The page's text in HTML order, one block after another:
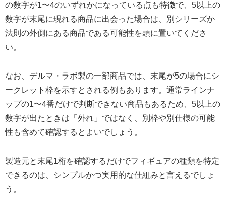
の数字が1〜4のいずれかになっている点も特徴で、5以上の
数字が末尾に現れる商品に出会った場合は、別シリーズか
法則の外側にある商品である可能性を頭に置いてくださ
い。
なお、デルマ・ラボ製の一部商品では、末尾が5の場合にシ
ークレット枠を示すとされる例もあります。通常ラインナ
ップの1〜4番だけで判断できない商品もあるため、5以上の
数字が出たときは「外れ」ではなく、別枠や別仕様の可能
性も含めて確認するとよいでしょう。
製造元と末尾1桁を確認するだけでフィギュアの種類を特定
できるのは、シンプルかつ実用的な仕組みと言えるでしょ
う。